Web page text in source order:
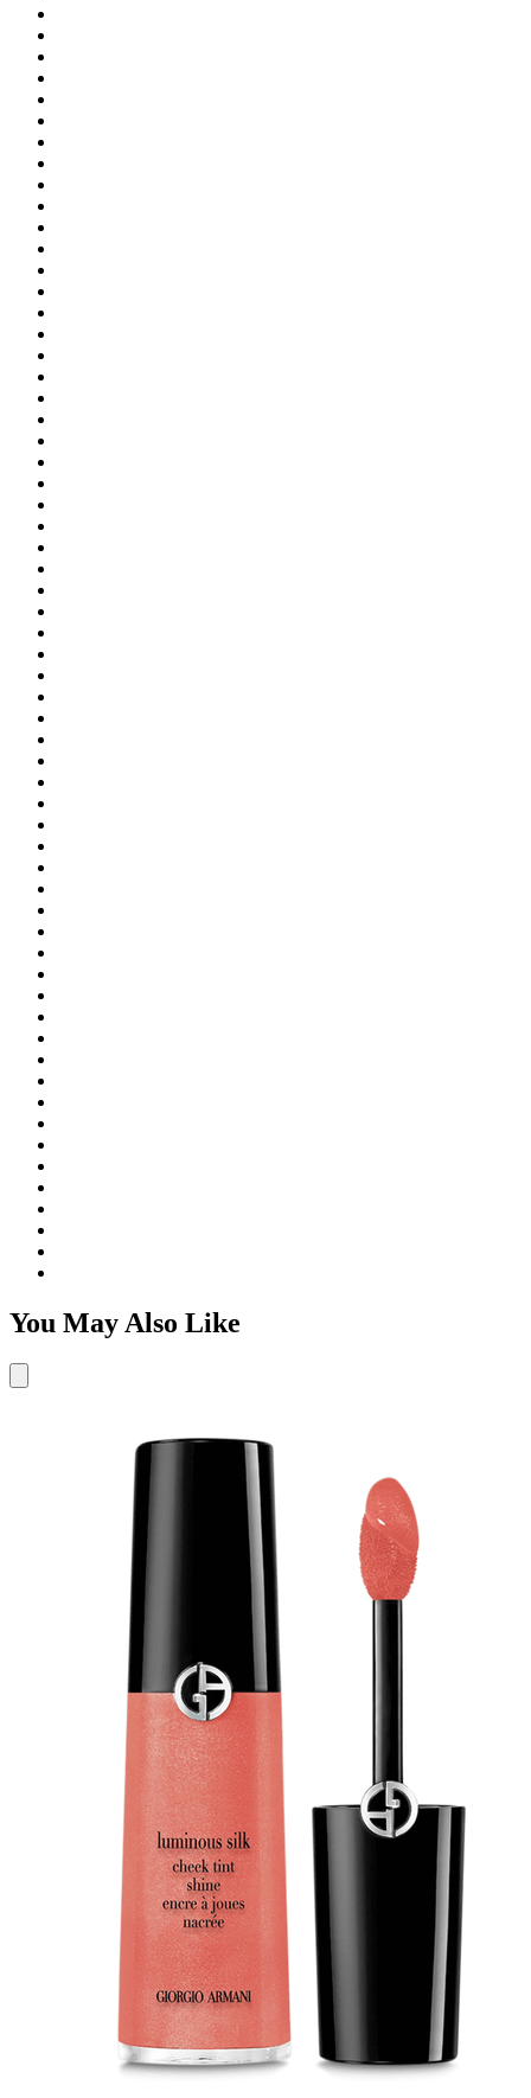
You May Also Like